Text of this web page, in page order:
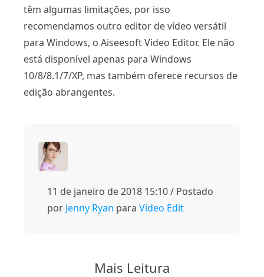
têm algumas limitações, por isso
recomendamos outro editor de vídeo versátil
para Windows, o Aiseesoft Video Editor. Ele não
está disponível apenas para Windows
10/8/8.1/7/XP, mas também oferece recursos de
edição abrangentes.
11 de janeiro de 2018 15:10 / Postado
por Jenny Ryan para Video Edit
Mais Leitura